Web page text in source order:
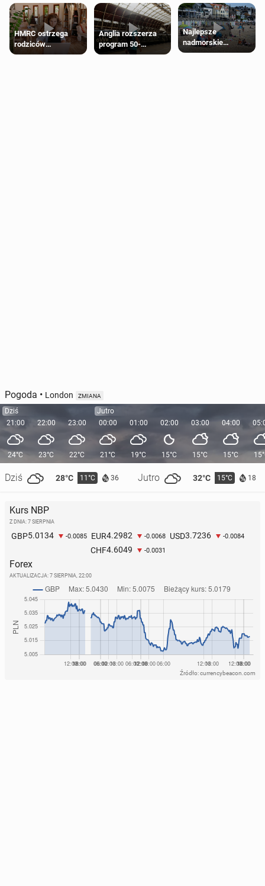
HMRC ostrzega
rodziców
pobierających Child
Anglia rozszerza
program 50-
procentowych
Najlepsze
nadmorskie
miasteczko blisko
Pogoda • London ZMIANA
Dziś
21:00
24°C
Dziś 28°C 11°C 36 Jutro 32°C 15°C 18
22:00
23°C
23:00
22°C
Jutro
00:00
21°C
01:00
19°C
02:00
15°C
03:00
15°C
04:00
15°C
Kurs NBP
Z DNIA: 7 SIERPNIA
GBP5.0134 -0.0085 EUR4.2982 -0.0068 USD3.7236 -0.0084
CHF4.6049 -0.0031
Forex
AKTUALIZACJA: 7 SIERPNIA, 22:00
Źródło: currencybeacon.com